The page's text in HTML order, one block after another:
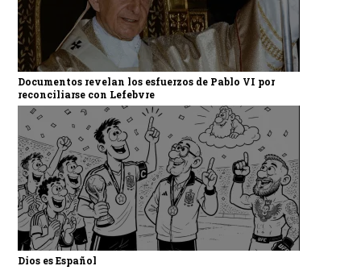
Documentos revelan los esfuerzos de Pablo VI por
reconciliarse con Lefebvre
Dios es Español